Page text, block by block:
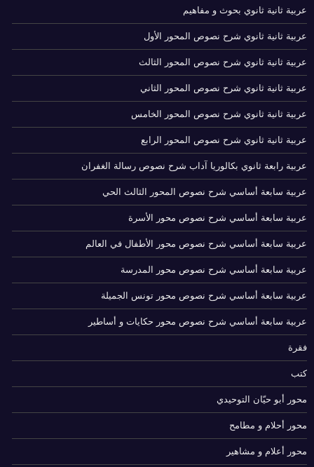
عربية ثانية ثانوي بحوث و مفاهيم
عربية ثانية ثانوي شرح نصوص المحور الأول
عربية ثانية ثانوي شرح نصوص المحور الثالث
عربية ثانية ثانوي شرح نصوص المحور الثاني
عربية ثانية ثانوي شرح نصوص المحور الخامس
عربية ثانية ثانوي شرح نصوص المحور الرابع
عربية رابعة ثانوي بكالوريا آداب شرح نصوص رسالة الغفران
عربية سابعة أساسي شرح نصوص المحور الثالث الحي
عربية سابعة أساسي شرح نصوص محور الأسرة
عربية سابعة أساسي شرح نصوص محور الأطفال في العالم
عربية سابعة أساسي شرح نصوص محور المدرسة
عربية سابعة أساسي شرح نصوص محور تونس الجميلة
عربية سابعة أساسي شرح نصوص محور حكايات و أساطير
فقرة
كتب
محور أبو حيّان التوحيدي
محور أحلام و مطامح
محور أعلام و مشاهير